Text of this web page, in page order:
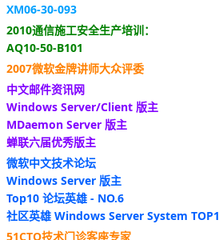
XM06-30-093
2010通信施工安全生产培训：
AQ10-50-B101
2007微软金牌讲师大众评委
中文邮件资讯网
Windows Server/Client 版主
MDaemon Server 版主
蝉联六届优秀版主
微软中文技术论坛
Windows Server 版主
Top10 论坛英雄 - NO.6
社区英雄 Windows Server System TOP1
51CTO技术门诊客座专家